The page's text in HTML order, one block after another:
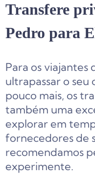
Transfere
Pedro para
Para os viajantes
ultrapassar o
pouco mais, os
também uma
explorar em
fornecedores de
recomendamos
experimente.